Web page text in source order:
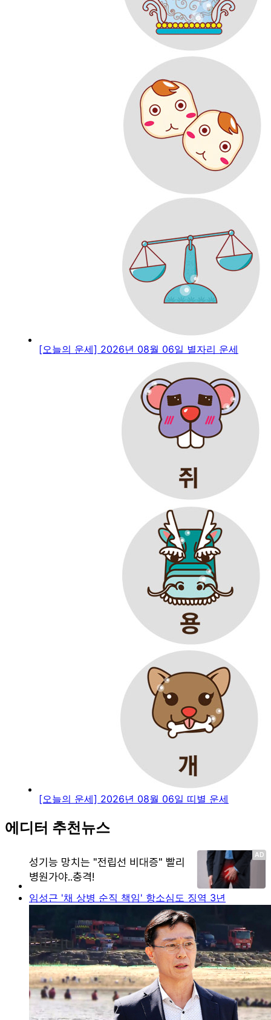
[오늘의 운세] 2026년 08월 06일 별자리 운세
[오늘의 운세] 2026년 08월 06일 띠별 운세
에디터 추천뉴스
임성근 '채 상병 순직 책임' 항소심도 징역 3년